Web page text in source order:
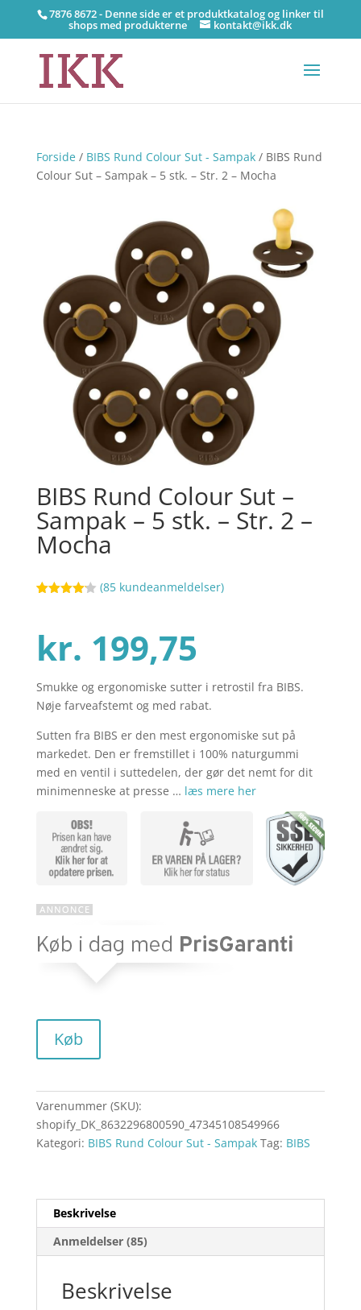
7876 8672 - Denne side er et produktkatalog og linker til
shops med produkterne kontakt@ikk.dk
Forside/ BIBS Rund Colour Sut - Sampak/ BIBS Rund
Colour Sut – Sampak – 5 stk. – Str. 2 – Mocha
BIBS Rund Colour Sut –
Sampak – 5 stk. – Str. 2 –
Mocha
baseret
på
kundebedø
(85 kundeanmeldelser)
kr. 199,75
Smukke og ergonomiske sutter i retrostil fra BIBS.
Nøje farveafstemt og med rabat.
Sutten fra BIBS er den mest ergonomiske sut på
markedet. Den er fremstillet i 100% naturgummi
med en ventil i suttedelen, der gør det nemt for dit
minimenneske at presse … læs mere her
Køb
Varenummer (SKU):
shopify_DK_8632296800590_47345108549966
Kategori: BIBS Rund Colour Sut - Sampak Tag: BIBS
Beskrivelse
Anmeldelser (85)
Beskrivelse